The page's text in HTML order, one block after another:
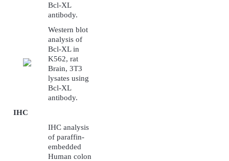
Bcl-XL
antibody.
Western blot
analysis of
Bcl-XL in
K562, rat
Brain, 3T3
lysates using
Bcl-XL
antibody.
IHC
IHC analysis
of paraffin-
embedded
Human colon